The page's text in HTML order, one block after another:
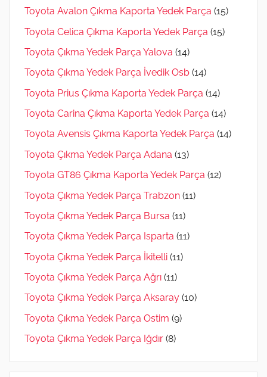
Toyota Avalon Çıkma Kaporta Yedek Parça (15)
Toyota Celica Çıkma Kaporta Yedek Parça (15)
Toyota Çıkma Yedek Parça Yalova (14)
Toyota Çıkma Yedek Parça İvedik Osb (14)
Toyota Prius Çıkma Kaporta Yedek Parça (14)
Toyota Carina Çıkma Kaporta Yedek Parça (14)
Toyota Avensis Çıkma Kaporta Yedek Parça (14)
Toyota Çıkma Yedek Parça Adana (13)
Toyota GT86 Çıkma Kaporta Yedek Parça (12)
Toyota Çıkma Yedek Parça Trabzon (11)
Toyota Çıkma Yedek Parça Bursa (11)
Toyota Çıkma Yedek Parça Isparta (11)
Toyota Çıkma Yedek Parça İkitelli (11)
Toyota Çıkma Yedek Parça Ağrı (11)
Toyota Çıkma Yedek Parça Aksaray (10)
Toyota Çıkma Yedek Parça Ostim (9)
Toyota Çıkma Yedek Parça Iğdır (8)